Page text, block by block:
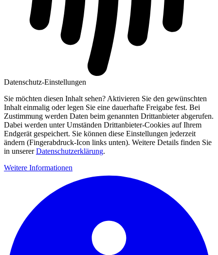
Datenschutz-Einstellungen
Sie möchten diesen Inhalt sehen? Aktivieren Sie den gewünschten
Inhalt einmalig oder legen Sie eine dauerhafte Freigabe fest. Bei
Zustimmung werden Daten beim genannten Drittanbieter abgerufen.
Dabei werden unter Umständen Drittanbieter-Cookies auf Ihrem
Endgerät gespeichert. Sie können diese Einstellungen jederzeit
ändern (Fingerabdruck-Icon links unten). Weitere Details finden Sie
in unsererDatenschutzerklärung.
Weitere Informationen